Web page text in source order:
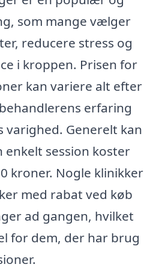
som mange vælger
reducere stress og
i kroppen. Prisen for
kan variere alt efter
erfaring
varighed. Generelt kan
session koster
kroner. Nogle klinikker
med rabat ved køb
ad gangen, hvilket
for dem, der har brug